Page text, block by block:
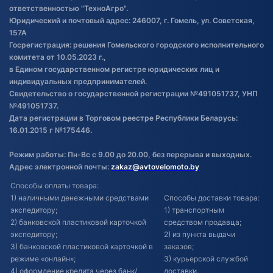
Обработка файлов cookie
Постановка транспорта на учет
Обновления в ЭПТС 2024
ответственностью "ТехноАгро".
Юридический и почтовый адрес: 246007, г. Гомель, ул. Советская,
157А
Госрегистрация: решения Гомельского городского исполнительного
комитета от 10.05.2023 г.,
в Едином государственном регистре юридических лиц и
индивидуальных предпринимателей.
Свидетельство о государственной регистрации №491051737, УНП
№491051737.
Дата регистрации в Торговом реестре Республики Беларусь:
16.01.2015 г №175446.
Режим работы: Пн-Вс с 9.00 до 20.00, без перерыва и выходных.
Адрес электронной почты: zakaz@avtovelomoto.by
Способы оплаты товара:
1) наличными денежными средствами
экспедитору;
2) банковской пластиковой карточкой
экспедитору;
3) банковской пластиковой карточкой в
режиме «онлайн»;
4) оформление кредита через банк/
Способы доставки товара:
1) транспортным
средством продавца;
2) из пункта выдачи
заказов;
3) курьерской службой
доставки.